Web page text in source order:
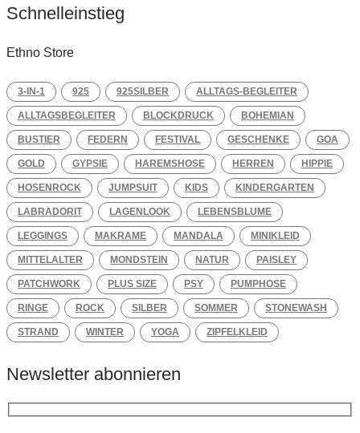
Schnelleinstieg
Ethno Store
3-IN-1 925 925SILBER ALLTAGS-BEGLEITER
ALLTAGSBEGLEITER BLOCKDRUCK BOHEMIAN
BUSTIER FEDERN FESTIVAL GESCHENKE GOA
GOLD GYPSIE HAREMSHOSE HERREN HIPPIE
HOSENROCK JUMPSUIT KIDS KINDERGARTEN
LABRADORIT LAGENLOOK LEBENSBLUME
LEGGINGS MAKRAME MANDALA MINIKLEID
MITTELALTER MONDSTEIN NATUR PAISLEY
PATCHWORK PLUS SIZE PSY PUMPHOSE
RINGE ROCK SILBER SOMMER STONEWASH
STRAND WINTER YOGA ZIPFELKLEID
Newsletter abonnieren